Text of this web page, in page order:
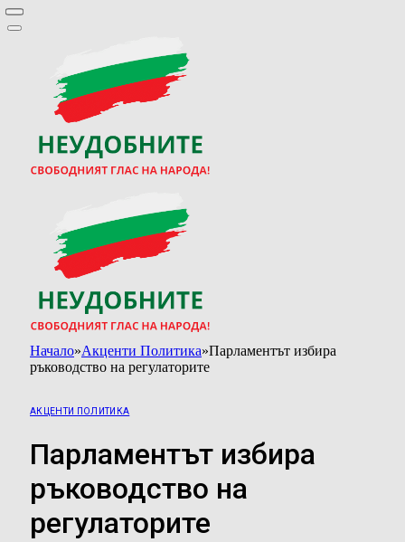
Начало»Акценти Политика»Парламентът избира
ръководство на регулаторите
АКЦЕНТИ ПОЛИТИКА
Парламентът избира
ръководство на
регулаторите